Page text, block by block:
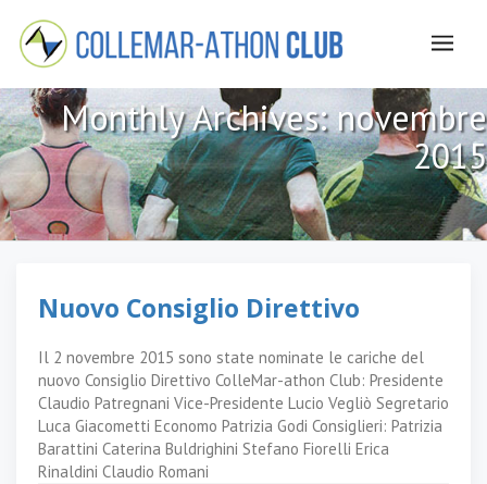
Monthly Archives:novembre
2015
Nuovo Consiglio Direttivo
Il 2 novembre 2015 sono state nominate le cariche del
nuovo Consiglio Direttivo ColleMar-athon Club: Presidente
Claudio Patregnani Vice-Presidente Lucio Vegliò Segretario
Luca Giacometti Economo Patrizia Godi Consiglieri: Patrizia
Barattini Caterina Buldrighini Stefano Fiorelli Erica
Rinaldini Claudio Romani